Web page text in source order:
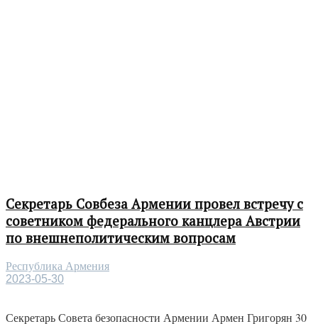
Секретарь Совбеза Армении провел встречу с
советником федерального канцлера Австрии
по внешнеполитическим вопросам
Республика Армения
2023-05-30
Секретарь Совета безопасности Армении Армен Григорян 30